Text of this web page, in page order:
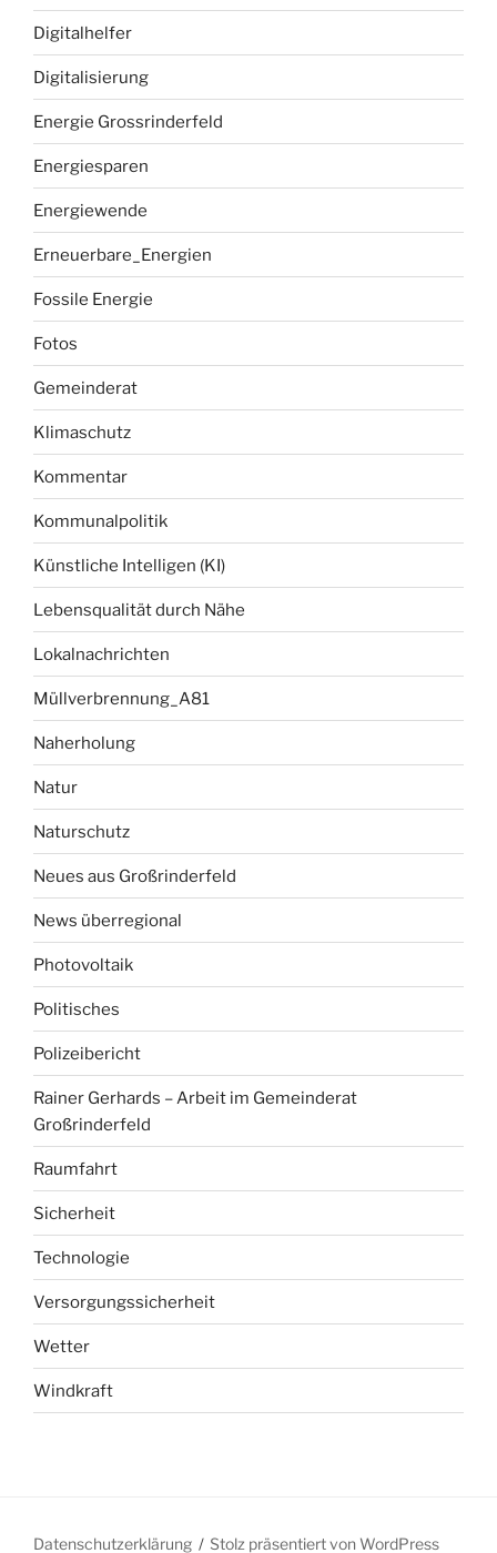
Digitalhelfer
Digitalisierung
Energie Grossrinderfeld
Energiesparen
Energiewende
Erneuerbare_Energien
Fossile Energie
Fotos
Gemeinderat
Klimaschutz
Kommentar
Kommunalpolitik
Künstliche Intelligen (KI)
Lebensqualität durch Nähe
Lokalnachrichten
Müllverbrennung_A81
Naherholung
Natur
Naturschutz
Neues aus Großrinderfeld
News überregional
Photovoltaik
Politisches
Polizeibericht
Rainer Gerhards – Arbeit im Gemeinderat
Großrinderfeld
Raumfahrt
Sicherheit
Technologie
Versorgungssicherheit
Wetter
Windkraft
Datenschutzerklärung Stolz präsentiert von WordPress